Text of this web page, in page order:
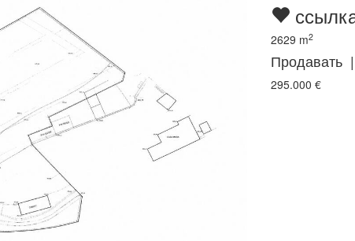
2629 m2
Продавать |
295.000 €